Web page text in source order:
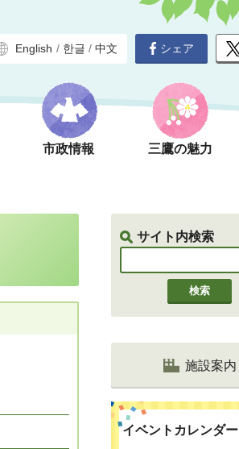
English / 한글 / 中文
市政情報 三鷹の魅力
シェア
サイト内検索
施設案内
イベントカレンダー